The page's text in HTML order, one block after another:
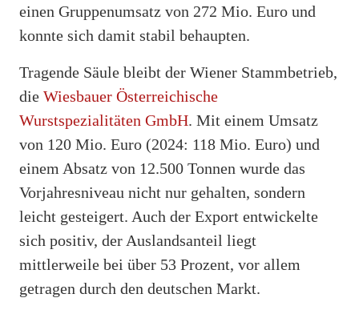
einen Gruppenumsatz von 272 Mio. Euro und
konnte sich damit stabil behaupten.
Tragende Säule bleibt der Wiener Stammbetrieb,
die Wiesbauer Österreichische
Wurstspezialitäten GmbH. Mit einem Umsatz
von 120 Mio. Euro (2024: 118 Mio. Euro) und
einem Absatz von 12.500 Tonnen wurde das
Vorjahresniveau nicht nur gehalten, sondern
leicht gesteigert. Auch der Export entwickelte
sich positiv, der Auslandsanteil liegt
mittlerweile bei über 53 Prozent, vor allem
getragen durch den deutschen Markt.